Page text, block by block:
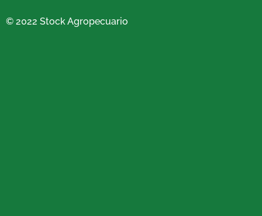
© 2022 Stock Agropecuario